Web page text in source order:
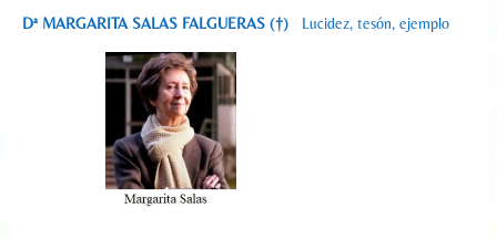
Dª MARGARITA SALAS FALGUERAS (†) Lucidez, tesón, ejemplo